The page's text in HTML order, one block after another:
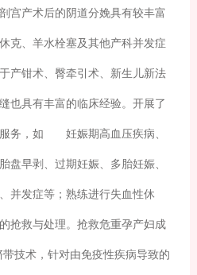
宫产术后的阴道分娩具有较丰富
克、羊水栓塞及其他产科并发症
产钳术、臀牵引术、新生儿新法
也具有丰富的临床经验。开展了
服务，如 妊娠期高血压疾病、
盘早剥、过期妊娠、多胎妊娠、
并发症等；熟练进行失血性休
抢救与处理。抢救危重孕产妇成
技术，针对由免疫性疾病导致的